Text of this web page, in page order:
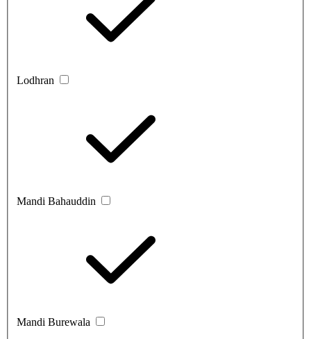
Lodhran
Mandi Bahauddin
Mandi Burewala